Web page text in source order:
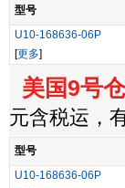
型号
U10-168636-06P
[更多]
美国9号
元含税运，
型号
U10-168636-06P